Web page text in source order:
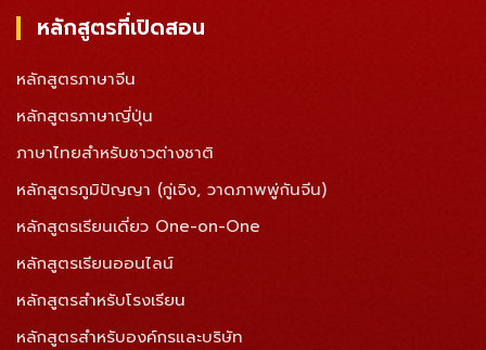
หลักสูตรที่เปิดสอน
หลักสูตรภาษาจีน
หลักสูตรภาษาญี่ปุ่น
ภาษาไทยสำหรับชาวต่างชาติ
หลักสูตรภูมิปัญญา (กู่เจิง, วาดภาพพู่กันจีน)
หลักสูตรเรียนเดี่ยว One-on-One
หลักสูตรเรียนออนไลน์
หลักสูตรสำหรับโรงเรียน
หลักสูตรสำหรับองค์กรและบริษัท